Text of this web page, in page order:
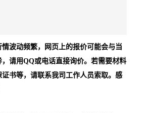
波动频繁，网页上的报价可能会与当
请用QQ或电话直接询价。若需要材料
书等，请联系我司工作人员索取。感